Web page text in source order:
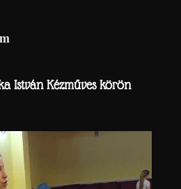
István Kézműves körön